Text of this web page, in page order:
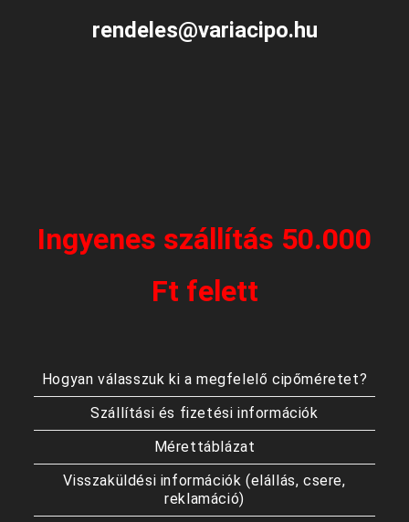
rendeles@variacipo.hu
Ingyenes szállítás 50.000
Ft felett
Hogyan válasszuk ki a megfelelő cipőméretet?
Szállítási és fizetési információk
Mérettáblázat
Visszaküldési információk (elállás, csere,
reklamáció)